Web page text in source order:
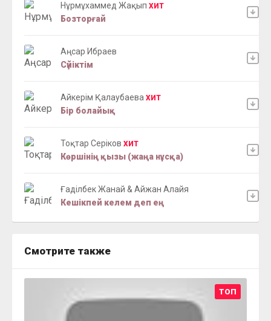
Нұрмұхаммед Жақып ХИТ
Бозторғай
Аңсар Ибраев
Сүйіктім
Айкерім Қалаубаева ХИТ
Бір болайық
Тоқтар Серіков ХИТ
Көршінің қызы (жаңа нұсқа)
Ғаділбек Жанай & Айжан Алайя
Кешікпей келем деп ең
Смотрите также
ТОП